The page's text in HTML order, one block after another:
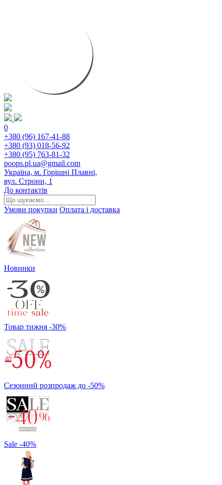
0
+380 (96) 167-41-88
+380 (93) 018-56-92
+380 (95) 763-81-32
poops.pl.ua@gmail.com
Україна, м. Горішні Плавні,
вул. Строни, 1
До контактів
Умови покупки Оплата і доставка
Новинки
Товар тижня -30%
Сезонний розпродаж до -50%
Sale -40%